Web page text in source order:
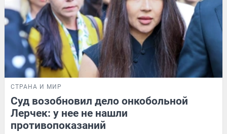
СТРАНА И МИР
Суд возобновил дело онкобольной
Лерчек: у нее не нашли
противопоказаний